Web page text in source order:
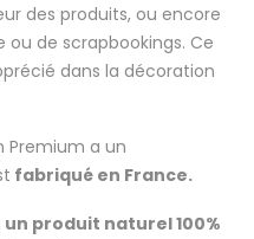
des produits, ou encore
ou de scrapbookings. Ce
dans la décoration
Premium a un
fabriqué en France.
un produit naturel 100%